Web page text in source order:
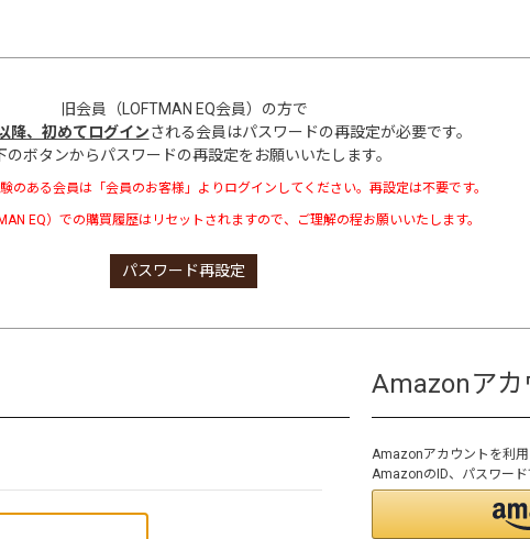
旧会員（LOFTMAN EQ会員）の方で
降、初めてログインされる会員はパスワードの再設定が必要です。
のボタンからパスワードの再設定をお願いいたします。
のある会員は「会員のお客様」よりログインしてください。再設定は不要です。
EQ）での購買履歴はリセットされますので、ご理解の程お願いいたします。
パスワード再設定
Amazonア
Amazonアカウントを利用
AmazonのID、パスワード